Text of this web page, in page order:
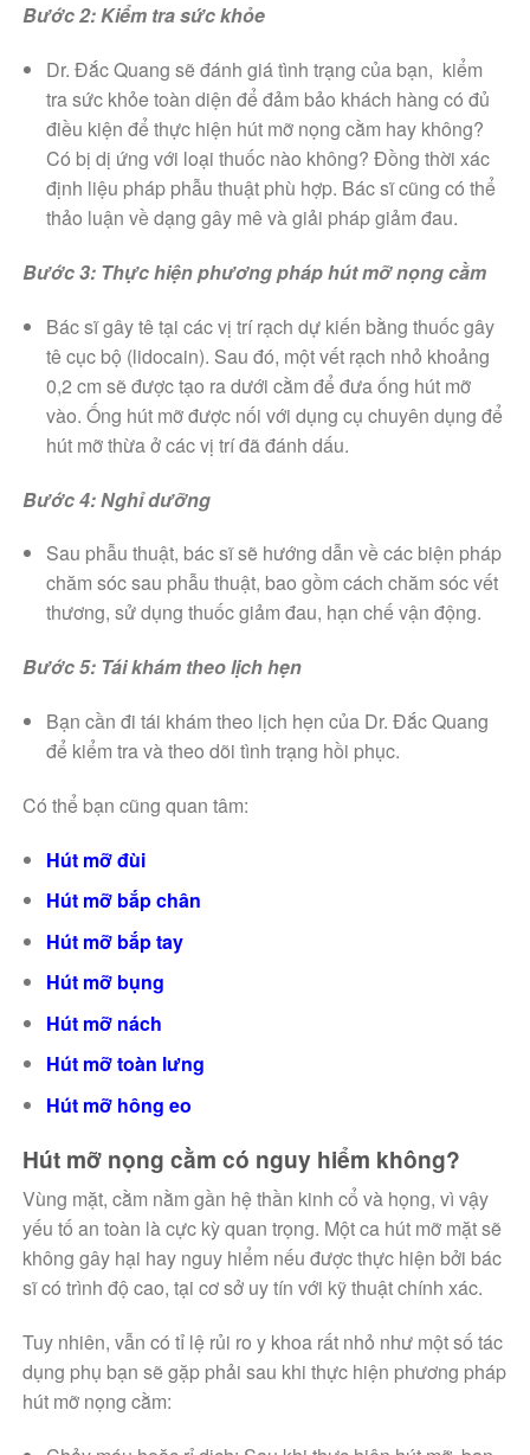
Bước 2: Kiểm tra sức khỏe
Dr. Đắc Quang sẽ đánh giá tình trạng của bạn, kiểm
tra sức khỏe toàn diện để đảm bảo khách hàng có đủ
điều kiện để thực hiện hút mỡ nọng cằm hay không?
Có bị dị ứng với loại thuốc nào không? Đồng thời xác
định liệu pháp phẫu thuật phù hợp. Bác sĩ cũng có thể
thảo luận về dạng gây mê và giải pháp giảm đau.
Bước 3: Thực hiện phương pháp hút mỡ nọng cằm
Bác sĩ gây tê tại các vị trí rạch dự kiến bằng thuốc gây
tê cục bộ (lidocain). Sau đó, một vết rạch nhỏ khoảng
0,2 cm sẽ được tạo ra dưới cằm để đưa ống hút mỡ
vào. Ống hút mỡ được nối với dụng cụ chuyên dụng để
hút mỡ thừa ở các vị trí đã đánh dấu.
Bước 4: Nghỉ dưỡng
Sau phẫu thuật, bác sĩ sẽ hướng dẫn về các biện pháp
chăm sóc sau phẫu thuật, bao gồm cách chăm sóc vết
thương, sử dụng thuốc giảm đau, hạn chế vận động.
Bước 5: Tái khám theo lịch hẹn
Bạn cần đi tái khám theo lịch hẹn của Dr. Đắc Quang
để kiểm tra và theo dõi tình trạng hồi phục.
Có thể bạn cũng quan tâm:
Hút mỡ đùi
Hút mỡ bắp chân
Hút mỡ bắp tay
Hút mỡ bụng
Hút mỡ nách
Hút mỡ toàn lưng
Hút mỡ hông eo
Hút mỡ nọng cằm có nguy hiểm không?
Vùng mặt, cằm nằm gần hệ thần kinh cổ và họng, vì vậy
yếu tố an toàn là cực kỳ quan trọng. Một ca hút mỡ mặt sẽ
không gây hại hay nguy hiểm nếu được thực hiện bởi bác
sĩ có trình độ cao, tại cơ sở uy tín với kỹ thuật chính xác.
Tuy nhiên, vẫn có tỉ lệ rủi ro y khoa rất nhỏ như một số tác
dụng phụ bạn sẽ gặp phải sau khi thực hiện phương pháp
hút mỡ nọng cằm: